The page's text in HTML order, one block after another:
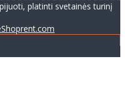
platinti svetainės turinį